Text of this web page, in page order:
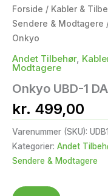
Forside / Kabler &
Sendere & Modtagere
Onkyo
Andet Tilbehør,
Modtagere
Onkyo UBD-1
kr. 499,00
Varenummer (SKU):
Kategorier: Andet
Sendere & Modtagere